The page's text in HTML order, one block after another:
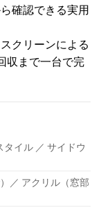
確認できる実用
クリーンによる
収まで一台で完
イル ／ サイドウ
／ アクリル（窓部